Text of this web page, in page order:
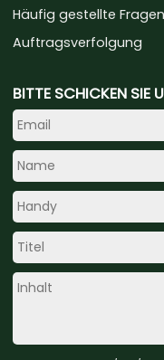
Häufig gestellte Fragen
Auftragsverfolgung
BITTE SCHICKEN SIE